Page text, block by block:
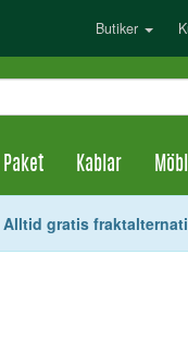
Butiker
Paket Kablar
gratis